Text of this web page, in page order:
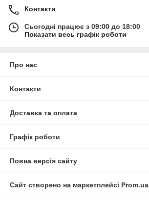
Контакти
Сьогодні працює з 09:00 до 18:00
Показати весь графік роботи
Про нас
Контакти
Доставка та оплата
Графік роботи
Повна версія сайту
Сайт створено на маркетплейсі Prom.ua